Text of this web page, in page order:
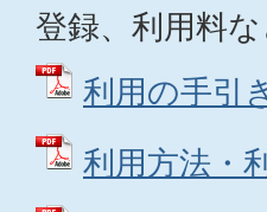
登録、利用料
利用の手引
利用方法・